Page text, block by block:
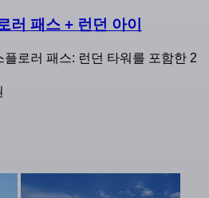
러 패스 + 런던 아이
플로러 패스: 런던 타워를 포함한 2